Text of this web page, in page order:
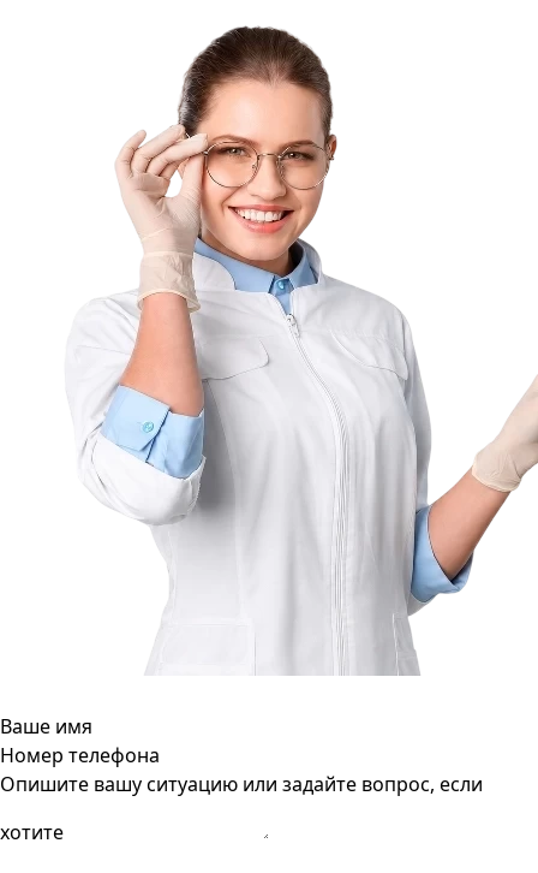
Ваше имя
Номер телефона
Опишите вашу ситуацию или задайте вопрос, если
хотите